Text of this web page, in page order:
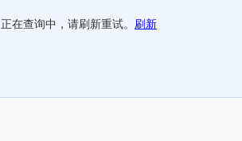
正在查询中，请刷新重试。 刷新